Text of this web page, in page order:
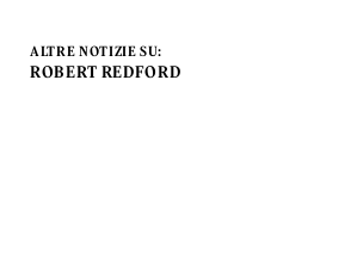
ALTRE NOTIZIE SU:
ROBERT REDFORD